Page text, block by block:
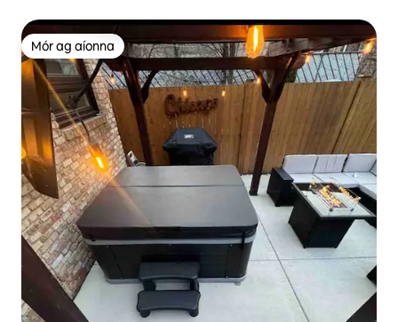
Mór ag aíonna
Mór ag aíonna